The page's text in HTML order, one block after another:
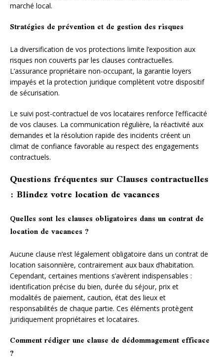
marché local.
Stratégies de prévention et de gestion des risques
La diversification de vos protections limite l’exposition aux
risques non couverts par les clauses contractuelles.
L’assurance propriétaire non-occupant, la garantie loyers
impayés et la protection juridique complètent votre dispositif
de sécurisation.
Le suivi post-contractuel de vos locataires renforce l’efficacité
de vos clauses. La communication régulière, la réactivité aux
demandes et la résolution rapide des incidents créent un
climat de confiance favorable au respect des engagements
contractuels.
Questions fréquentes sur Clauses contractuelles
: Blindez votre location de vacances
Quelles sont les clauses obligatoires dans un contrat de
location de vacances ?
Aucune clause n’est légalement obligatoire dans un contrat de
location saisonnière, contrairement aux baux d’habitation.
Cependant, certaines mentions s’avèrent indispensables :
identification précise du bien, durée du séjour, prix et
modalités de paiement, caution, état des lieux et
responsabilités de chaque partie. Ces éléments protègent
juridiquement propriétaires et locataires.
Comment rédiger une clause de dédommagement efficace
?